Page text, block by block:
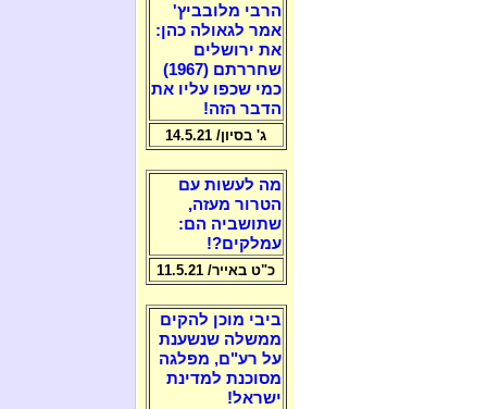
הרבי מלובביץ'
אמר לגאולה כהן:
את ירושלים
שחררתם (1967)
כמי שכפו עליו את
הדבר הזה!
ג' בסיון/ 14.5.21
מה לעשות עם
הטרור מעזה,
שתושביה הם:
עמלקים?!
כ"ט באייר/ 11.5.21
ביבי מוכן להקים
ממשלה שנשענת
על רע"ם, מפלגה
מסוכנת למדינת
ישראל!